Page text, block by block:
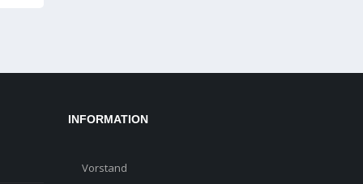
INFORMATION
Vorstand